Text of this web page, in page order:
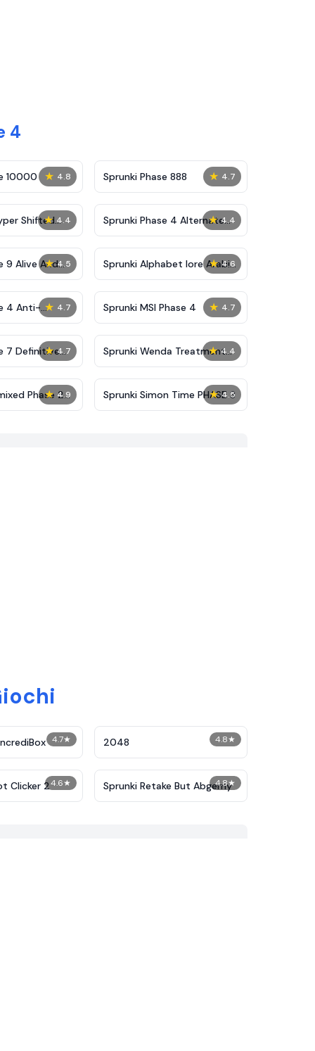
4
★ 4.8
10000 ★ 4.7
Sprunki Phase 888
★ 4.4
Shifted
★ 4.4
Sprunki Phase 4 Alternate
Edition
★ 4.5
9 Alive And
★ 4.6
Sprunki Alphabet lore Arabic
Phase 3
★ 4.7
4 Anti-
★ 4.7
Sprunki MSI Phase 4
★ 4.7
7 Definitive
★ 4.4
Sprunki Wenda Treatment
Phase 40
★ 4.9
Phase 2
★ 4.5
Sprunki Simon Time PHASE 3
4.7★ 4.8★
2048
4.6★
Clicker 2 4.8★
Sprunki Retake But Abgerny